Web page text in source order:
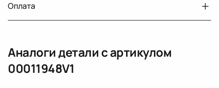
Тег
Мерседес Бенс Виано
Датчик давления топлива, насос
топлива, ТНВД (бензин, дизель), форсунка
бензиновая (дизельная) механическая
(электрическая), инжектор
14 дней
Оплата
Оплата онлайн
Аналоги детали с артикулом
00011948V1